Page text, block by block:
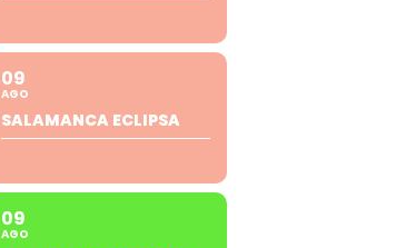
09
AGO
SALAMANCA ECLIPSA
09
AGO